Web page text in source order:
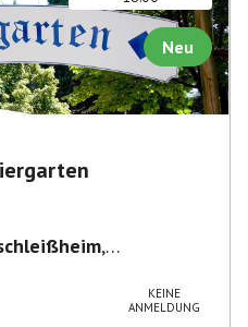
Neu
,
KEINE
ANMELDUNG